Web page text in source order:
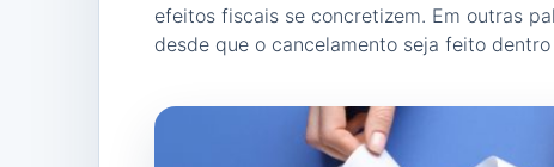
efeitos fiscais se concretizem. Em outras
desde que o cancelamento seja feito